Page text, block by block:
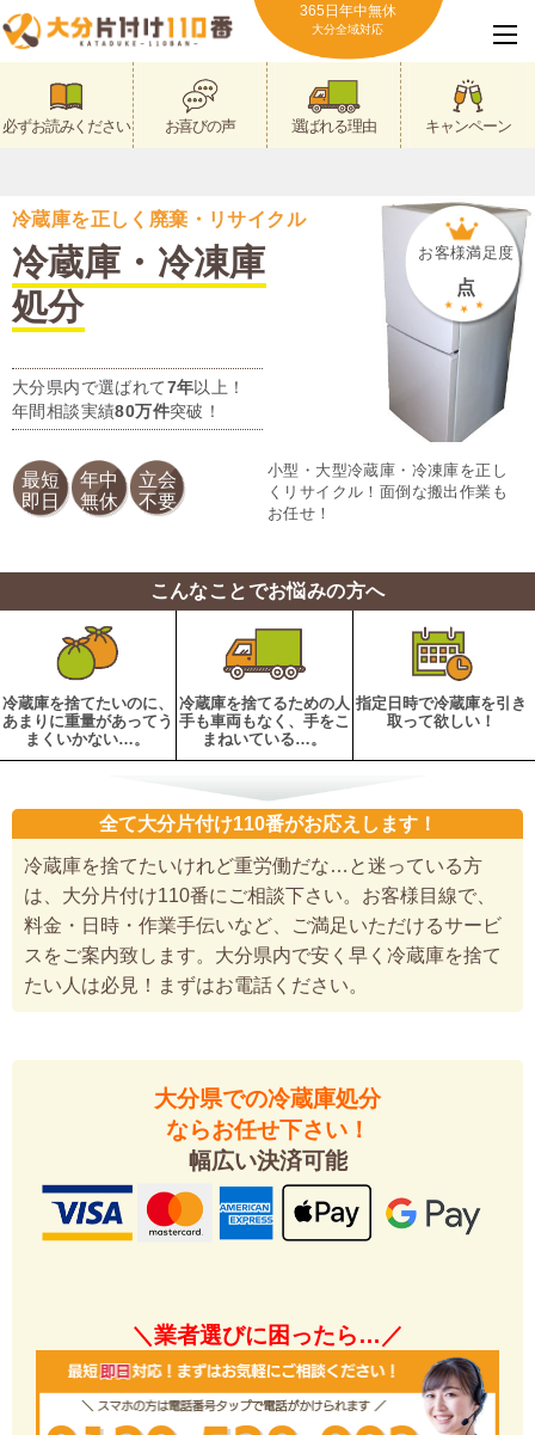
365日年中無休
大分全域対応
必ずお読みください お喜びの声 選ばれる理由 キャンペーン
冷蔵庫を正しく廃棄・リサイクル
冷蔵庫・冷凍庫
処分
大分県内で選ばれて7年以上！
年間相談実績80万件突破！
お客様満足度
点
最短
即日
年中
無休
立会
不要
小型・大型冷蔵庫・冷凍庫を正し
くリサイクル！面倒な搬出作業も
お任せ！
こんなことでお悩みの方へ
冷蔵庫を捨てたいのに、
あまりに重量があってう
まくいかない…。
冷蔵庫を捨てるための人
手も車両もなく、手をこ
まねいている…。
指定日時で冷蔵庫を引き
取って欲しい！
全て大分片付け110番がお応えします！
冷蔵庫を捨てたいけれど重労働だな…と迷っている方
は、大分片付け110番にご相談下さい。お客様目線で、
料金・日時・作業手伝いなど、ご満足いただけるサービ
スをご案内致します。大分県内で安く早く冷蔵庫を捨て
たい人は必見！まずはお電話ください。
大分県での冷蔵庫処分
ならお任せ下さい！
幅広い決済可能
＼業者選びに困ったら…／